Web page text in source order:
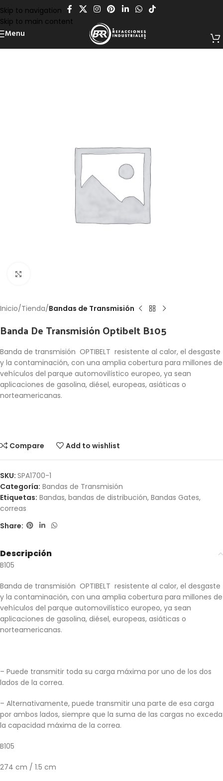
Skip to navigation
Skip to main content
Menu
Inicio Tienda Bandas de Transmisión
Banda De Transmisión Optibelt B105
Banda de transmisión OPTIBELT resistente al calor, el desgaste
y la contaminación, con una amplia cobertura para millones de
vehículos del parque automovilístico europeo, ya sean
aplicaciones de gasolina, diésel, europeas, asiáticas o
norteamericanas.
Compare Add to wishlist
SKU: SPA1700-1
Categoría: Bandas de Transmisión
Etiquetas: Bandas, bandas de distribución, Bandas Gates,
correas
Share:
Descripción
B105
Banda de transmisión OPTIBELT resistente al calor, el desgaste
y la contaminación, con una amplia cobertura para millones de
vehículos del parque automovilístico europeo, ya sean
aplicaciones de gasolina, diésel, europeas, asiáticas o
norteamericanas.
– Puede transmitir toda su carga máxima por uno de los dos
lados de la correa.
– Alternativamente, puede transmitir una parte de esa carga
por ambos lados, siempre que la suma de las cargas no exceda
la capacidad máxima de la correa.
B105
274 cm / 1.5 cm